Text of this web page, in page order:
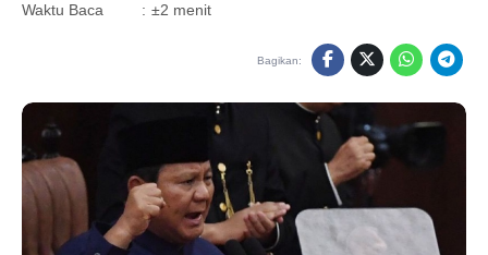
Waktu Baca
: ±2 menit
Bagikan: